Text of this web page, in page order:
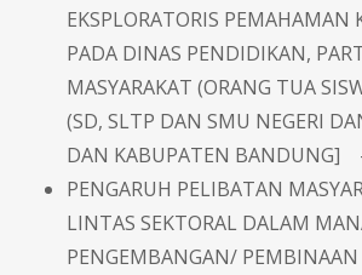
EKSPLORATORIS PEMAHAMAN
PADA DINAS PENDIDIKAN,
MASYARAKAT (ORANG TUA
(SD, SLTP DAN SMU NEGERI
DAN KABUPATEN BANDUNG]
PENGARUH PELIBATAN
LINTAS SEKTORAL DALAM
PENGEMBANGAN/ PEMBINAAN